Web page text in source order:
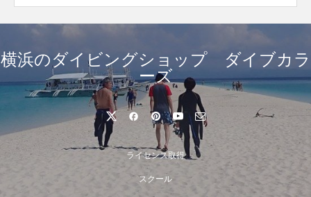
横浜のダイビングショップ ダイブカラ
ーズ
ライセンス取得
スクール